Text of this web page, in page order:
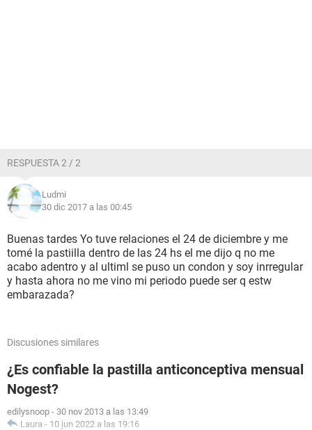
RESPUESTA 2 / 2
Ludmi
30 dic 2017 a las 00:45
Buenas tardes Yo tuve relaciones el 24 de diciembre y me
tomé la pastiilla dentro de las 24 hs el me dijo q no me
acabo adentro y al ultiml se puso un condon y soy inrregular
y hasta ahora no me vino mi periodo puede ser q estw
embarazada?
Discusiones similares
¿Es confiable la pastilla anticonceptiva mensual
Nogest?
edilysnoop - 30 nov 2013 a las 13:49
Laura - 10 jun 2022 a las 19:16